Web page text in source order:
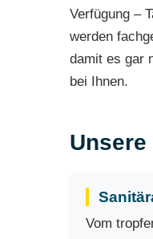
Verfügung –
werden
damit es gar
bei Ihnen.
Vom